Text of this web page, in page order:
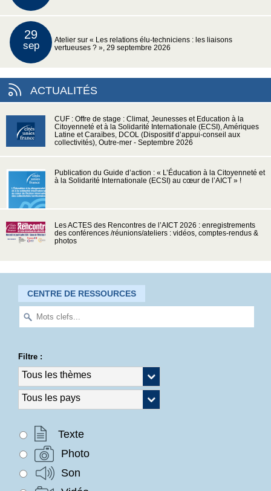
29
sep
Atelier sur « Les relations élu-techniciens : les liaisons
vertueuses ? », 29 septembre 2026
ACTUALITÉS
CUF : Offre de stage : Climat, Jeunesses et Education à la
Citoyenneté et à la Solidarité Internationale (ECSI), Amériques
Latine et Caraïbes, DCOL (Dispositif d’appui-conseil aux
collectivités), Outre-mer - Septembre 2026
Publication du Guide d’action : « L’Éducation à la Citoyenneté et
à la Solidarité Internationale (ECSI) au cœur de l’AICT » !
Les ACTES des Rencontres de l’AICT 2026 : enregistrements
des conférences /réunions/ateliers : vidéos, comptes-rendus &
photos
CENTRE DE RESSOURCES
Filtre :
Texte
Photo
Son